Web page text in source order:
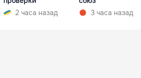
2 часа назад
3 часа назад